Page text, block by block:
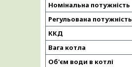
Номінальна потужність
Регульована потужність
ККД
Вага котла
Oб'єм води в котлі